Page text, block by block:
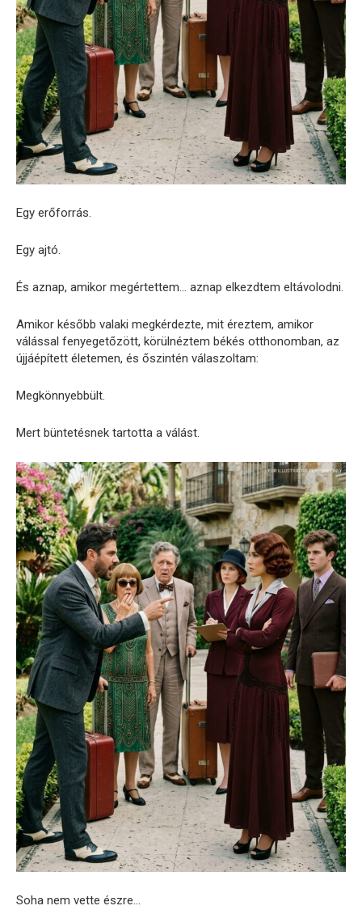
Egy erőforrás.
Egy ajtó.
És aznap, amikor megértettem… aznap elkezdtem eltávolodni.
Amikor később valaki megkérdezte, mit éreztem, amikor
válással fenyegetőzött, körülnéztem békés otthonomban, az
újjáépített életemen, és őszintén válaszoltam:
Megkönnyebbült.
Mert büntetésnek tartotta a válást.
Soha nem vette észre…